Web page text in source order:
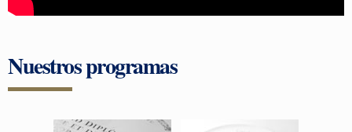
Nuestros programas